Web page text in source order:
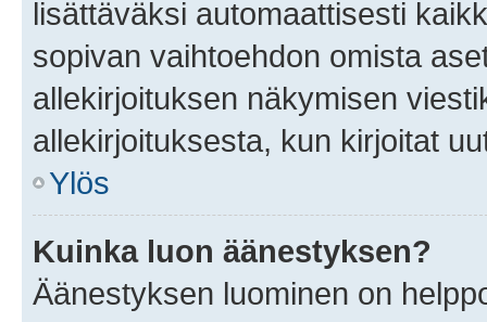
lisättäväksi automaattisesti
sopivan vaihtoehdon omista
allekirjoituksen näkymisen
allekirjoituksesta, kun kirjoitat
Ylös
Kuinka luon äänestyksen?
Äänestyksen luominen on